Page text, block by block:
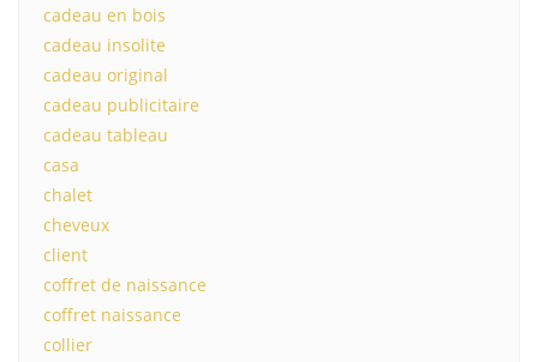
cadeau en bois
cadeau insolite
cadeau original
cadeau publicitaire
cadeau tableau
casa
chalet
cheveux
client
coffret de naissance
coffret naissance
collier